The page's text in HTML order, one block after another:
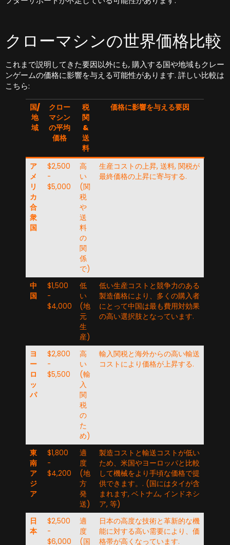
クローマシンの世界価格比較
これまで説明してきた要因以外にも, 購入する国や地域もクレー
ンゲームの価格に影響を与える可能性があります. 詳しい比較は
こちら:
国/
地
域
クロー
マシン
の平均
価格
税
関
&
送
料
価格に影響を与える要因
ア
メ
リ
カ
合
衆
国
$2,500
-
$5,000
高
い
(関
税
や
送
料
の
関
係
で)
生産コストの上昇, 送料, 関税が
最終価格の上昇に寄与する.
中
国
$1,500
-
$4,000
低
い
(地
元
生
産)
低い生産コストと競争力のある
製造価格により、多くの購入者
にとって中国は最も費用対効果
の高い選択肢となっています.
ヨ
ー
ロ
ッ
パ
$2,800
-
$5,500
高
い
(輸
入
関
税
の
た
め)
輸入関税と海外からの高い輸送
コストにより価格が上昇する.
東
南
ア
ジ
ア
$1,800
-
$4,200
適
度
(地
方
発
送)
製造コストと輸送コストが低い
ため、米国やヨーロッパと比較
して機械をより手頃な価格で提
供できます。. (国にはタイが含
まれます, ベトナム, インドネシ
ア, 等)
日
本
$2,500
-
$6,000
適
度
(国
日本の高度な技術と革新的な機
能に対する高い需要により、価
格帯が高くなっています.